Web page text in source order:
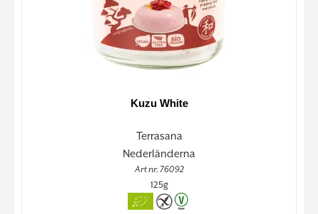
Kuzu White
Terrasana
Nederländerna
Art nr. 76092
125g